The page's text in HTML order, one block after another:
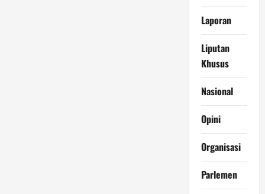
Laporan
Liputan
Khusus
Nasional
Opini
Organisasi
Parlemen